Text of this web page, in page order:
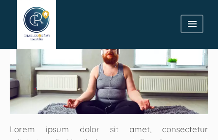
Lorem ipsum dolor sit amet, consectetur